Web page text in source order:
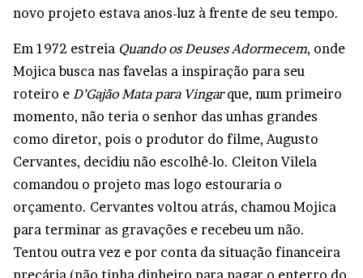
novo projeto estava anos-luz à frente de seu tempo.
Em 1972 estreia Quando os Deuses Adormecem, onde
Mojica busca nas favelas a inspiração para seu
roteiro e D’Gajão Mata para Vingarque, num primeiro
momento, não teria o senhor das unhas grandes
como diretor, pois o produtor do filme, Augusto
Cervantes, decidiu não escolhê-lo. Cleiton Vilela
comandou o projeto mas logo estouraria o
orçamento. Cervantes voltou atrás, chamou Mojica
para terminar as gravações e recebeu um não.
Tentou outra vez e por conta da situação financeira